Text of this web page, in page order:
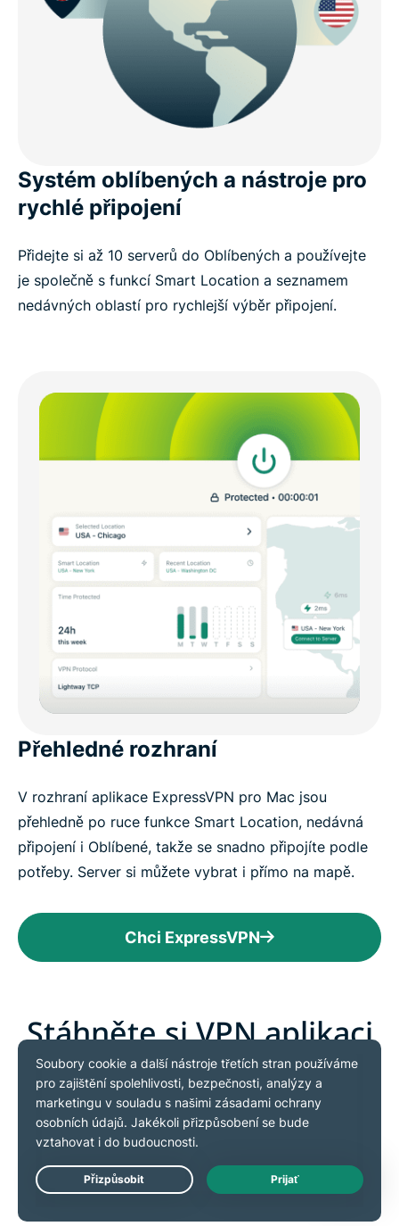
Systém oblíbených a nástroje pro
rychlé připojení
Přidejte si až 10 serverů do Oblíbených a používejte
je společně s funkcí Smart Location a seznamem
nedávných oblastí pro rychlejší výběr připojení.
Přehledné rozhraní
V rozhraní aplikace ExpressVPN pro Mac jsou
přehledně po ruce funkce Smart Location, nedávná
připojení i Oblíbené, takže se snadno připojíte podle
potřeby. Server si můžete vybrat i přímo na mapě.
Chci ExpressVPN
Stáhněte si VPN aplikaci
pro všechna svá zařízení
V rámci jednoho předplatného si můžete stáhnout
ExpressVPN na všechny populární operačních
systémy. Nastavte si ExpressVPN na několik zařízení
a používejte ji až na 14 z nich současně.Live Chat